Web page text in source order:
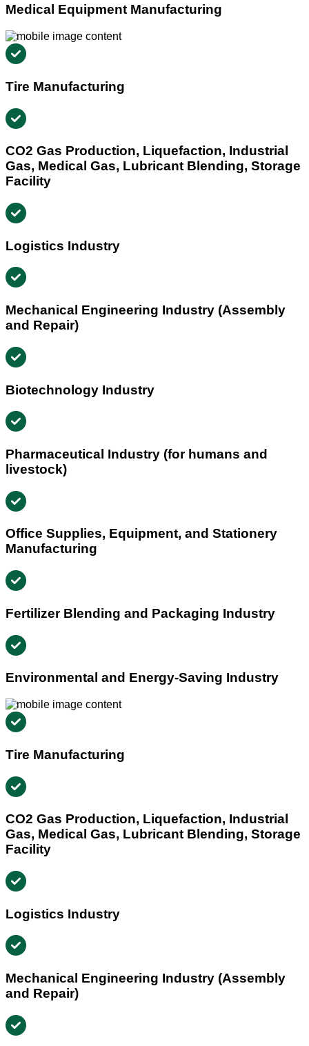
Medical Equipment Manufacturing
Tire Manufacturing
CO2 Gas Production, Liquefaction, Industrial
Gas, Medical Gas, Lubricant Blending, Storage
Facility
Logistics Industry
Mechanical Engineering Industry (Assembly
and Repair)
Biotechnology Industry
Pharmaceutical Industry (for humans and
livestock)
Office Supplies, Equipment, and Stationery
Manufacturing
Fertilizer Blending and Packaging Industry
Environmental and Energy-Saving Industry
Tire Manufacturing
CO2 Gas Production, Liquefaction, Industrial
Gas, Medical Gas, Lubricant Blending, Storage
Facility
Logistics Industry
Mechanical Engineering Industry (Assembly
and Repair)